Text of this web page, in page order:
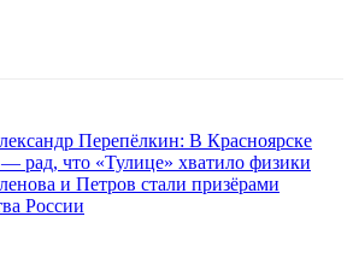
Перепёлкин: В Красноярске
— рад, что «Тулице» хватило физики
и Петров стали призёрами
России